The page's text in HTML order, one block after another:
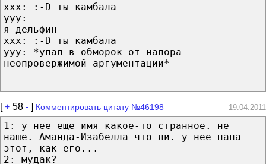
xxx: :-D ты камбала
yyy:
я дельфин
xxx: :-D ты камбала
yyy: *упал в обморок от напора
неопровержимой аргументации*
[+ 58 - ] Комментировать цитату №46198 19.04.2011
1: у нее еще имя какое-то странное. не
наше. Аманда-Изабелла что ли. у нее папа
этот, как его...
2: мудак?